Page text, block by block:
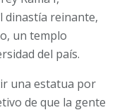
dinastía reinante,
un templo
del país.
una estatua por
de que la gente